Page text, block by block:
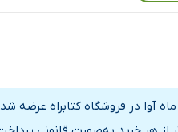
رسمی با نشر ماه آوا در فروشگاه